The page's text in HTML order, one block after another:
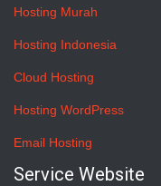
Hosting Murah
Hosting Indonesia
Cloud Hosting
Hosting WordPress
Email Hosting
Service Website